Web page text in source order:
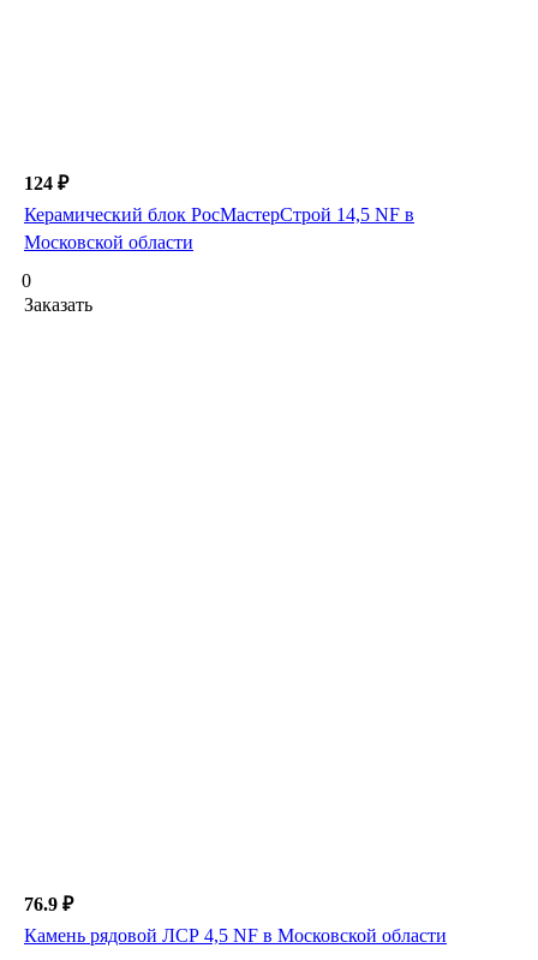
124 ₽
Керамический блок РосМастерСтрой 14,5 NF в
Московской области
0
Заказать
76.9 ₽
Камень рядовой ЛСР 4,5 NF в Московской области